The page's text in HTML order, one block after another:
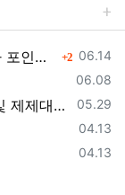
등록일
06.14
니다!! 2댓글
등록일
06.08
등록일
05.29
입니다.
등록일
04.13
등록일
04.13